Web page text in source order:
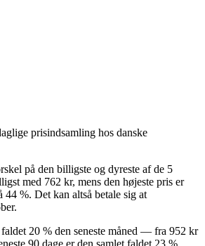
prisindsamling hos danske
på den billigste og dyreste af de 5
med 762 kr, mens den højeste pris er
%. Det kan altså betale sig at
20 % den seneste måned — fra 952 kr